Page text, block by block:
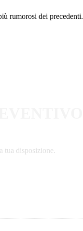
rumorosi dei precedenti.
tua disposizione.